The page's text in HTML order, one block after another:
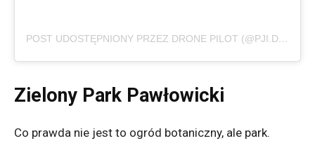
POST UDOSTĘPNIONY PRZEZ DRONE PILOT (@PJI.DRONE)
Zielony Park Pawłowicki
Co prawda nie jest to ogród botaniczny, ale park.